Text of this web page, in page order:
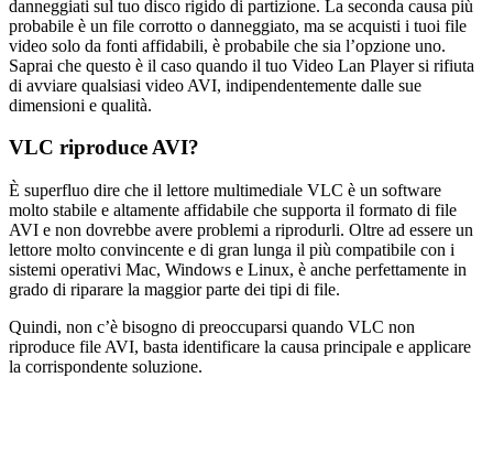
danneggiati sul tuo disco rigido di partizione. La seconda causa più
probabile è un file corrotto o danneggiato, ma se acquisti i tuoi file
video solo da fonti affidabili, è probabile che sia l’opzione uno.
Saprai che questo è il caso quando il tuo Video Lan Player si rifiuta
di avviare qualsiasi video AVI, indipendentemente dalle sue
dimensioni e qualità.
VLC riproduce AVI?
È superfluo dire che il lettore multimediale VLC è un software
molto stabile e altamente affidabile che supporta il formato di file
AVI e non dovrebbe avere problemi a riprodurli. Oltre ad essere un
lettore molto convincente e di gran lunga il più compatibile con i
sistemi operativi Mac, Windows e Linux, è anche perfettamente in
grado di riparare la maggior parte dei tipi di file.
Quindi, non c’è bisogno di preoccuparsi quando VLC non
riproduce file AVI, basta identificare la causa principale e applicare
la corrispondente soluzione.